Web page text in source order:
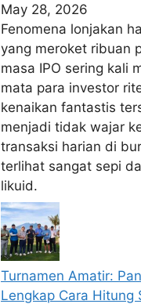
May 28, 2026
Fenomena lonjakan
yang meroket ribuan
masa IPO sering kali
mata para investor
kenaikan fantastis
menjadi tidak wajar
transaksi harian di
terlihat sangat sepi
likuid.
Turnamen Amatir:
Lengkap Cara Hitung